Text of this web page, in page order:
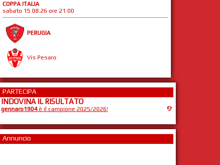
COPPA ITALIA
sabato 15.08.26 ore 21:00
PERUGIA
Vis Pesaro
PARTECIPA
INDOVINA IL RISULTATO
gennaro1904è il campione 2025/2026!
Annuncio